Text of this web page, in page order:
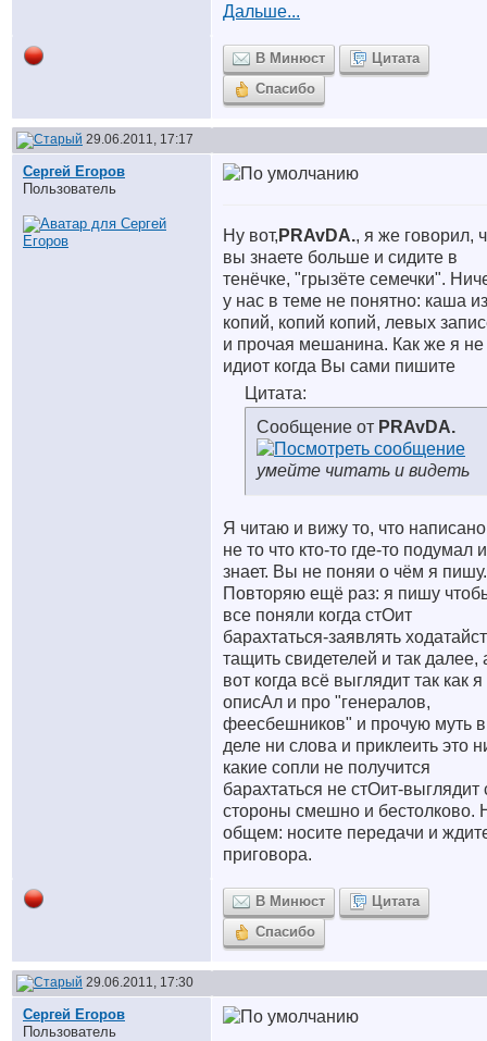
Дальше...
В Минюст
Цитата
Спасибо
29.06.2011, 17:17
Сергей Егоров
Пользователь
Ну вот, PRAvDA., я же говорил,
вы знаете больше и сидите в
тенёчке, "грызёте семечки".
у нас в теме не понятно: каша из
копий, копий копий, левых
и прочая мешанина. Как же я не
идиот когда Вы сами пишите
Цитата:
Сообщение от PRAvDA.
умейте читать и видеть
Я читаю и вижу то, что
не то что кто-то где-то подумал
знает. Вы не поняи о чём я пишу.
Повторяю ещё раз: я пишу
все поняли когда стОит
барахтаться-заявлять
тащить свидетелей и так далее,
вот когда всё выглядит так как я
описАл и про "генералов,
феесбешников" и прочую муть в
деле ни слова и приклеить это
какие сопли не получится
барахтаться не стОит-выглядит
стороны смешно и бестолково.
общем: носите передачи и
приговора.
В Минюст
Цитата
Спасибо
29.06.2011, 17:30
Сергей Егоров
Пользователь